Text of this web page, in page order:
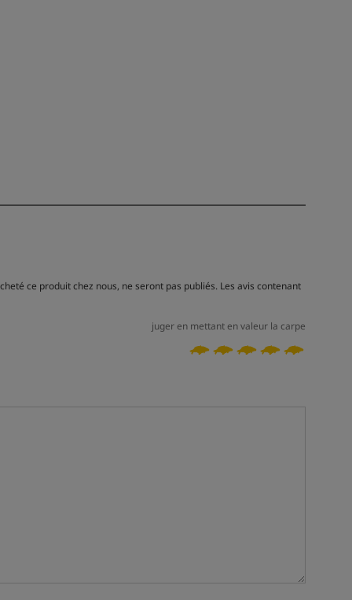
ce produit chez nous, ne seront pas publiés. Les avis contenant
juger en mettant en valeur la carpe